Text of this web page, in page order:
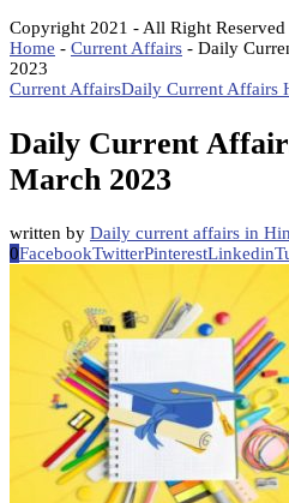
Copyright 2021 - All Right Reserved
Home - Current Affairs - Daily
2023
Current AffairsDaily Current Affairs
Daily Current
March 2023
written by Daily current affairs in
0FacebookTwitterPinterestLinkedin